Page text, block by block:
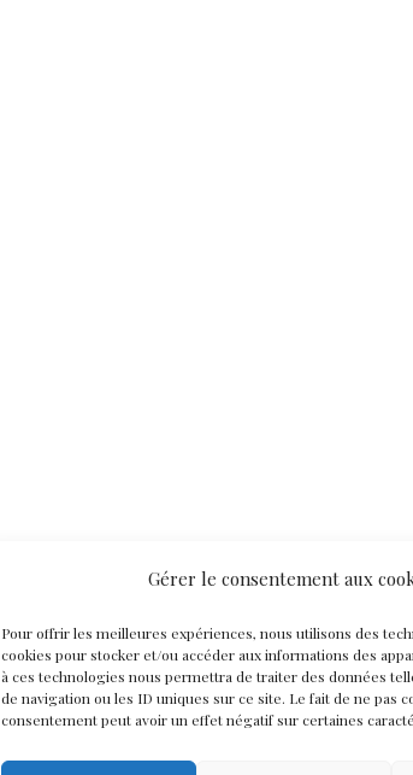
Gérer le consentement aux
Pour offrir les meilleures expériences, nous utilisons des
cookies pour stocker et/ou accéder aux informations des
à ces technologies nous permettra de traiter des données
de navigation ou les ID uniques sur ce site. Le fait de ne pas
consentement peut avoir un effet négatif sur certaines